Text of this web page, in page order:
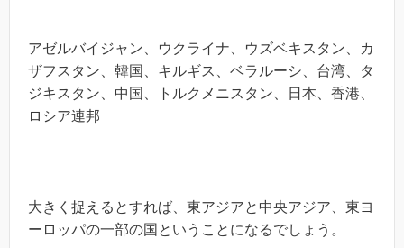
アゼルバイジャン、ウクライナ、ウズベキスタン、カ
ザフスタン、韓国、キルギス、ベラルーシ、台湾、タ
ジキスタン、中国、トルクメニスタン、日本、香港、
ロシア連邦
大きく捉えるとすれば、東アジアと中央アジア、東ヨ
ーロッパの一部の国ということになるでしょう。